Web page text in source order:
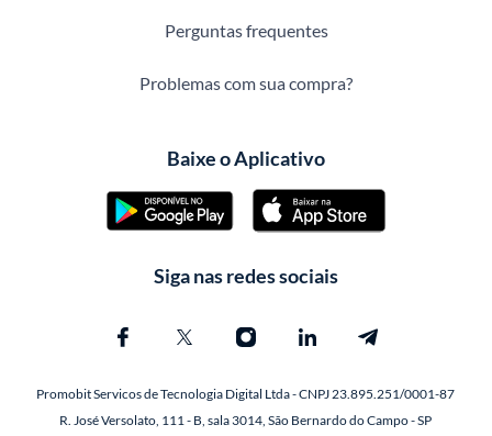
Perguntas frequentes
Problemas com sua compra?
Baixe o Aplicativo
Siga nas redes sociais
Promobit Servicos de Tecnologia Digital Ltda - CNPJ 23.895.251/0001-87
R. José Versolato, 111 - B, sala 3014, São Bernardo do Campo - SP